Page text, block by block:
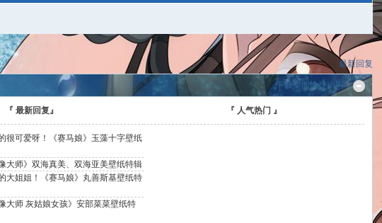
最新回复
下载桌面快捷访问
『 最新回复』 『 人气热门 』
很可爱呀！《赛马娘》玉藻十字壁纸
大师》双海真美、双海亚美壁纸特辑
大姐姐！《赛马娘》丸善斯基壁纸特
大师 灰姑娘女孩》安部菜菜壁纸特